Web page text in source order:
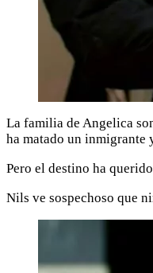
La familia de Angelica
ha matado un inmigrante
Pero el destino ha
Nils ve sospechoso que